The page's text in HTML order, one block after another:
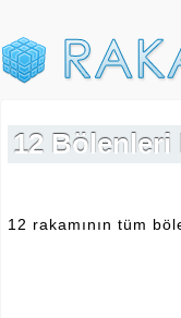
12 Bölenleri
12 rakamının tüm